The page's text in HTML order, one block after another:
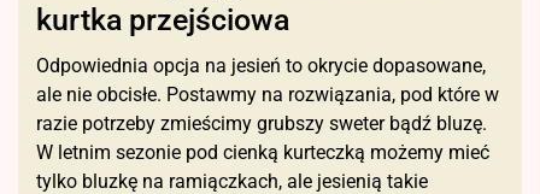
kurtka przejściowa
Odpowiednia opcja na jesień to okrycie dopasowane,
ale nie obcisłe. Postawmy na rozwiązania, pod które w
razie potrzeby zmieścimy grubszy sweter bądź bluzę.
W letnim sezonie pod cienką kurteczką możemy mieć
tylko bluzkę na ramiączkach, ale jesienią takie